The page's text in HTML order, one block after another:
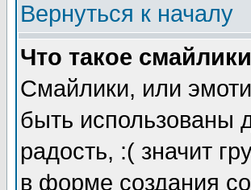
Вернуться к началу
Что такое
Смайлики, или
быть использованы
радость, :( значит
в форме создания